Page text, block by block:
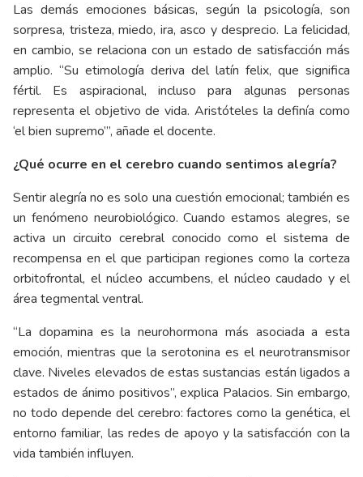
Las demás emociones básicas, según la psicología, son
sorpresa, tristeza, miedo, ira, asco y desprecio. La felicidad,
en cambio, se relaciona con un estado de satisfacción más
amplio. “Su etimología deriva del latín felix, que significa
fértil. Es aspiracional, incluso para algunas personas
representa el objetivo de vida. Aristóteles la definía como
‘el bien supremo’”, añade el docente.
¿Qué ocurre en el cerebro cuando sentimos alegría?
Sentir alegría no es solo una cuestión emocional; también es
un fenómeno neurobiológico. Cuando estamos alegres, se
activa un circuito cerebral conocido como el sistema de
recompensa en el que participan regiones como la corteza
orbitofrontal, el núcleo accumbens, el núcleo caudado y el
área tegmental ventral.
“La dopamina es la neurohormona más asociada a esta
emoción, mientras que la serotonina es el neurotransmisor
clave. Niveles elevados de estas sustancias están ligados a
estados de ánimo positivos”, explica Palacios. Sin embargo,
no todo depende del cerebro: factores como la genética, el
entorno familiar, las redes de apoyo y la satisfacción con la
vida también influyen.